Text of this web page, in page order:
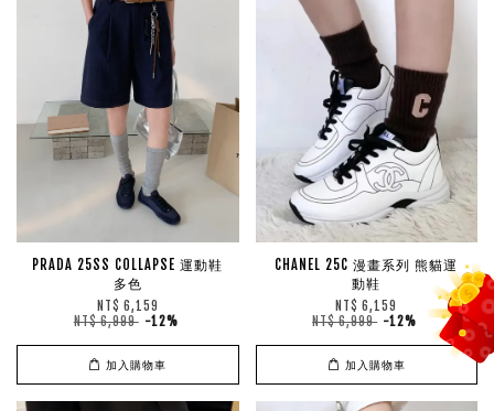
PRADA 25SS COLLAPSE 運動鞋
多色
NT$ 6,159
NT$ 6,999 -12%
加入購物車
CHANEL 25C 漫畫系列 熊貓運
動鞋
NT$ 6,159
NT$ 6,999 -12%
加入購物車